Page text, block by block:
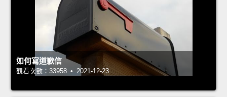
如何寫道歉信
觀看次數：33958 • 2021-12-23